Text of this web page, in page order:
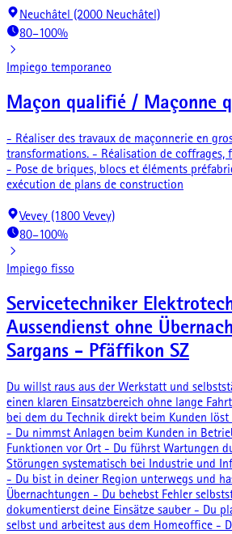
Neuchâtel (2000 Neuchâtel)
80–100%
Impiego temporaneo
Maçon qualifié / Maçonne
- Réaliser des travaux de maçonnerie en
transformations. - Réalisation de coffrages,
- Pose de briques, blocs et éléments
exécution de plans de construction
Vevey (1800 Vevey)
80–100%
Impiego fisso
Servicetechniker
Aussendienst ohne
Sargans - Pfäffikon SZ
Du willst raus aus der Werkstatt und
einen klaren Einsatzbereich ohne lange
bei dem du Technik direkt beim Kunden löst
- Du nimmst Anlagen beim Kunden in
Funktionen vor Ort - Du führst Wartungen
Störungen systematisch bei Industrie und
- Du bist in deiner Region unterwegs und
Übernachtungen - Du behebst Fehler
dokumentierst deine Einsätze sauber - Du
selbst und arbeitest aus dem Homeoffice -